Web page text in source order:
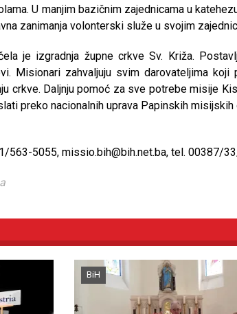
U manjim bazičnim zajednicama u
zanimanja volonterski služe u svojim
je izgradnja župne crkve Sv. Križa.
Misionari zahvaljuju svim darovateljima koji
crkve. Daljnju pomoć za sve potrebe misije
preko nacionalnih uprava Papinskih misijskih
563-5055, missio.bih@bih.net.ba, tel. 00387/
BiH